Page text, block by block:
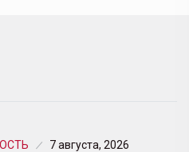
7 августа, 2026